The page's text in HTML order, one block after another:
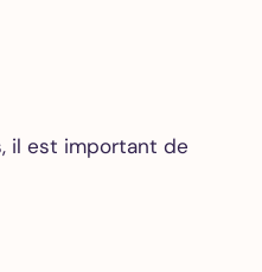
il est important de